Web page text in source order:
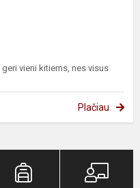
vieni kitiems, nes visus
Plačiau